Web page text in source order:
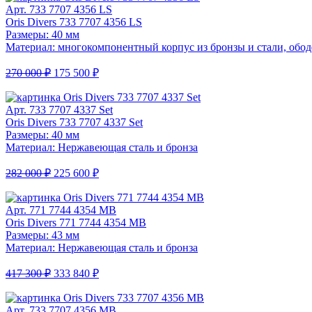
Арт. 733 7707 4356 LS
Oris Divers 733 7707 4356 LS
Размеры: 40 мм
Материал: многокомпонентный корпус из бронзы и стали,
270 000 ₽ 175 500 ₽
Арт. 733 7707 4337 Set
Oris Divers 733 7707 4337 Set
Размеры: 40 мм
Материал: Нержавеющая сталь и бронза
282 000 ₽ 225 600 ₽
Арт. 771 7744 4354 MB
Oris Divers 771 7744 4354 MB
Размеры: 43 мм
Материал: Нержавеющая сталь и бронза
417 300 ₽ 333 840 ₽